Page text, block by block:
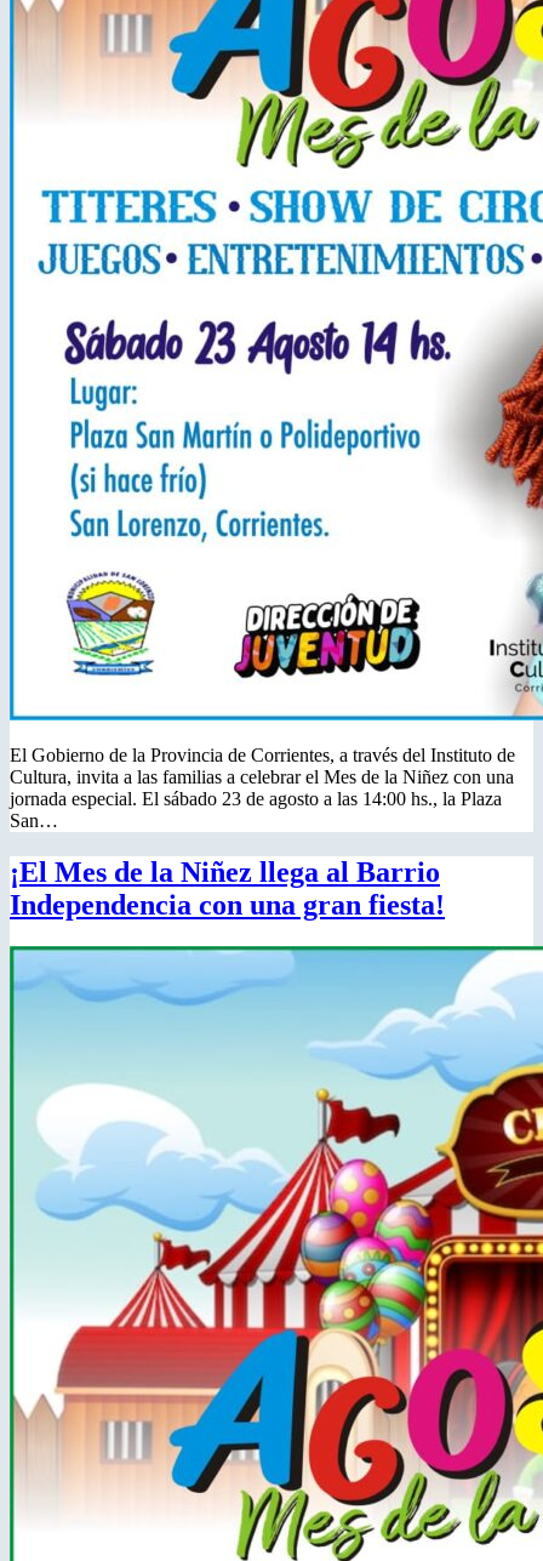
El Gobierno de la Provincia de Corrientes, a través del Instituto de
Cultura, invita a las familias a celebrar el Mes de la Niñez con una
jornada especial. El sábado 23 de agosto a las 14:00 hs., la Plaza
San…
¡El Mes de la Niñez llega al Barrio
Independencia con una gran fiesta!